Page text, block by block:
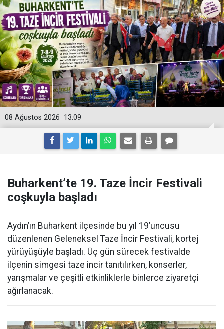
13:09
08 Ağustos 2026
Buharkent’te 19. Taze İncir Festivali
coşkuyla başladı
Aydın’ın Buharkent ilçesinde bu yıl 19’uncusu
düzenlenen Geleneksel Taze İncir Festivali, kortej
yürüyüşüyle başladı. Üç gün sürecek festivalde
ilçenin simgesi taze incir tanıtılırken, konserler,
yarışmalar ve çeşitli etkinliklerle binlerce ziyaretçi
ağırlanacak.